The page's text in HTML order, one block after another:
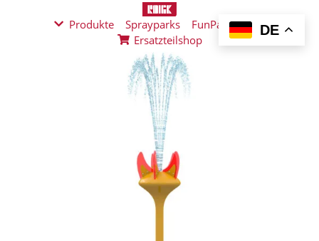
Produkte Sprayparks FunPad
News
Ersatzteilshop
DE